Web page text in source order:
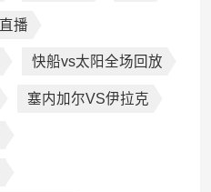
播
快船vs太阳全场回放
塞内加尔VS伊拉克